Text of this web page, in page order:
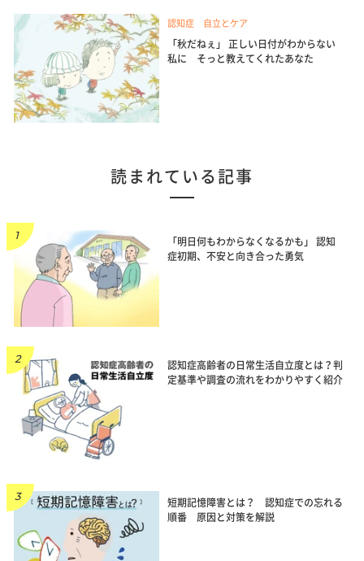
認知症 自立とケア
「秋だねぇ」 正しい日付がわからない
私に そっと教えてくれたあなた
読まれている記事
「明日何もわからなくなるかも」 認知
症初期、不安と向き合った勇気
認知症高齢者の日常生活自立度とは？判
定基準や調査の流れをわかりやすく紹介
短期記憶障害とは？ 認知症での忘れる
順番 原因と対策を解説